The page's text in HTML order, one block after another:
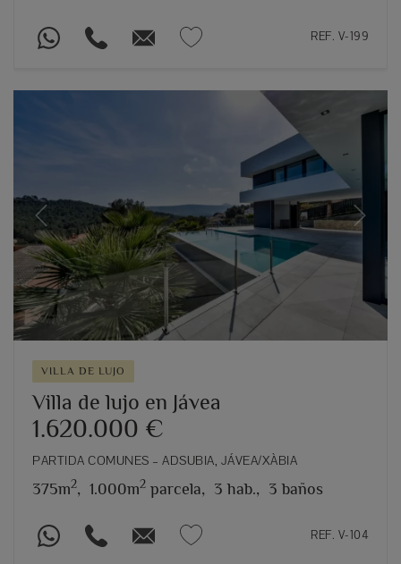
REF. V-199
Previous Next
VILLA DE LUJO
Villa de lujo en Jávea
1.620.000 €
PARTIDA COMUNES – ADSUBIA, JÁVEA/XÀBIA
375m2, 1.000m2 parcela, 3 hab., 3 baños
REF. V-104